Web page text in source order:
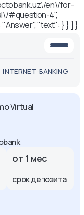
en\/for-
#question-4",
"text": } } ] }
INTERNET-BANKING
Virtual
от 1 мес
срок депозита